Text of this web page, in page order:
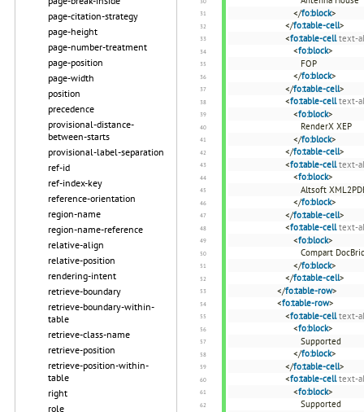
page-citation-strategy
page-height
page-number-treatment
page-position
page-width
position
precedence
provisional-distance-
between-starts
provisional-label-separation
ref-id
ref-index-key
reference-orientation
region-name
region-name-reference
relative-align
relative-position
rendering-intent
retrieve-boundary
retrieve-boundary-within-
table
retrieve-class-name
retrieve-position
retrieve-position-within-
table
right
role
</fo:block>
</fo:table-cell>
<fo:table-cell text-
<fo:block>
FOP
</fo:block>
</fo:table-cell>
<fo:table-cell text-
<fo:block>
RenderX XEP
</fo:block>
</fo:table-cell>
<fo:table-cell text-
<fo:block>
Altsoft
</fo:block>
</fo:table-cell>
<fo:table-cell text-
<fo:block>
Compart
</fo:block>
</fo:table-cell>
</fo:table-row>
<fo:table-row>
<fo:table-cell text-
<fo:block>
Supported
</fo:block>
</fo:table-cell>
<fo:table-cell text-
<fo:block>
Supported